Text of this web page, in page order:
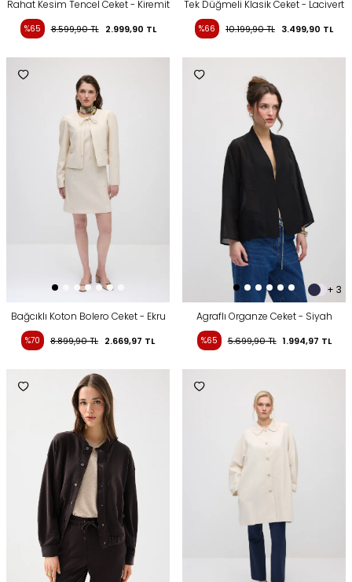
Rahat Kesim Tencel Ceket - Kiremit
%65 8.599,90TL 2.999,90 TL
Tek Düğmeli Klasik Ceket - Lacivert
%66 10.199,90TL 3.499,90 TL
Bağcıklı Koton Bolero Ceket - Ekru
%70 8.899,90TL 2.669,97 TL
+ 3
Agraflı Organze Ceket - Siyah
%65 5.699,90TL 1.994,97 TL